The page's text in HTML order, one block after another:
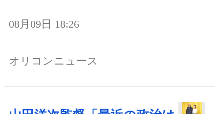
08月09日 18:26
オリコンニュース